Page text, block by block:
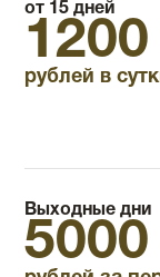
от 15 дней
1200
рублей в
Выходные дни
5000